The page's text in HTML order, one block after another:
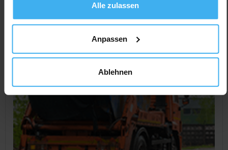
Alle zulassen
Anpassen
Ablehnen